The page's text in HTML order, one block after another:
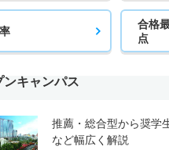
合格
点
ンキャンパス
推薦・総合型から奨学
など幅広く解説